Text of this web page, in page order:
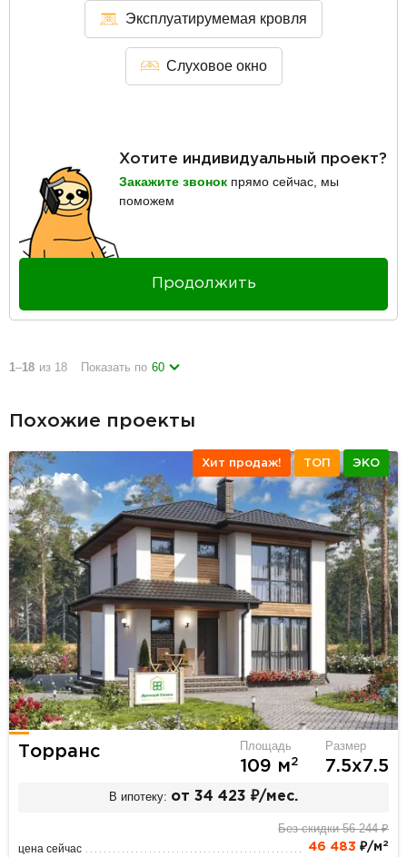
Эксплуатирумемая кровля
Слуховое окно
Хотите индивидуальный проект?
Закажите звонок прямо сейчас, мы
поможем
Продолжить
1–18 из 18 Показать по 60
Похожие проекты
Хит продаж! ТОП ЭКО
Торранс Площадь
109 м2
Размер
7.5х7.5
В ипотеку: от 34 423 ₽/мес.
Без скидки 56 244 ₽
цена сейчас 46 483 ₽/м 2